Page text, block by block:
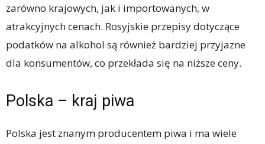
zarówno krajowych, jak i importowanych, w
atrakcyjnych cenach. Rosyjskie przepisy dotyczące
podatków na alkohol są również bardziej przyjazne
dla konsumentów, co przekłada się na niższe ceny.
Polska – kraj piwa
Polska jest znanym producentem piwa i ma wiele